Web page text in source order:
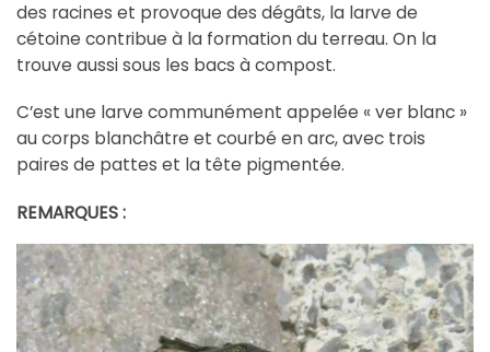
des racines et provoque des dégâts, la larve de
cétoine contribue à la formation du terreau. On la
trouve aussi sous les bacs à compost.
C’est une larve communément appelée « ver blanc »
au corps blanchâtre et courbé en arc, avec trois
paires de pattes et la tête pigmentée.
REMARQUES :